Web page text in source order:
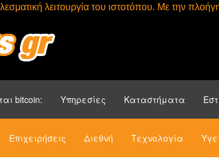
λειτουργία του ιστοτόπου. Με την
bitcoin: Υπηρεσίες Καταστήματα
Επιχειρήσεις Διεθνή Τεχνολογία